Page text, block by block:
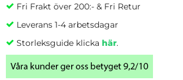
Fri Frakt över 200:- & Fri Retur
Leverans 1-4 arbetsdagar
Storleksguide klicka här.